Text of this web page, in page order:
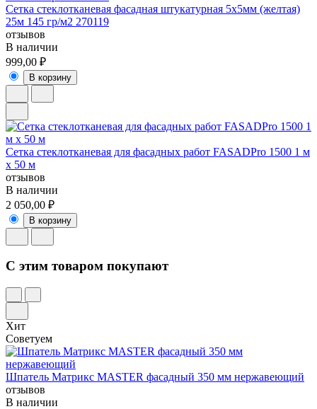
Сетка стеклотканевая фасадная штукатурная 5х5мм (желтая)
25м 145 гр/м2 270119
отзывов
В наличии
999,00 ₽
В корзину
Сетка стеклотканевая для фасадных работ FASADPro 1500 1 м
х 50 м
отзывов
В наличии
2 050,00 ₽
В корзину
C этим товаром покупают
Хит
Советуем
Шпатель Матрикс MASTER фасадный 350 мм нержавеющий
отзывов
В наличии